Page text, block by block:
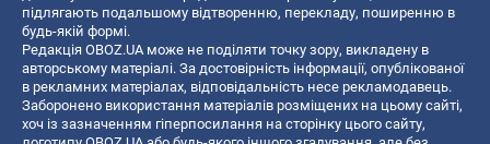
підлягають подальшому відтворенню, перекладу, поширенню в
будь-якій формі.
Редакція OBOZ.UA може не поділяти точку зору, викладену в
авторському матеріалі. За достовірність інформації, опублікованої
в рекламних матеріалах, відповідальність несе рекламодавець.
Заборонено використання матеріалів розміщених на цьому сайті,
хоч із зазначенням гіперпосилання на сторінку цього сайту,